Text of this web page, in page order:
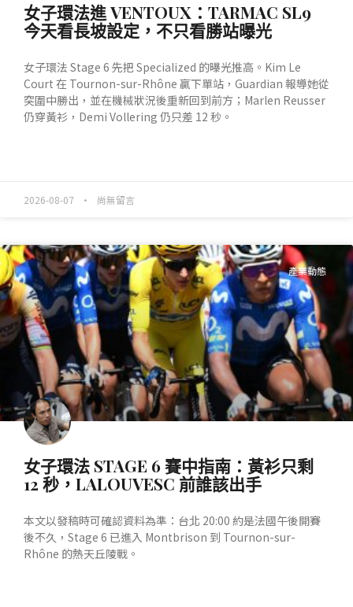
女子環法進 VENTOUX：TARMAC SL9
今天看長坡設定，不只看勝站曝光
女子環法 Stage 6 先把 Specialized 的曝光推高。Kim Le
Court 在 Tournon-sur-Rhône 贏下單站，Guardian 報導她從
突圍中勝出，並在機械狀況後重新回到前方；Marlen Reusser
仍穿黃衫，Demi Vollering 仍只差 12 秒。
2026-08-07 尚無留言
產業動態
女子環法 STAGE 6 賽中指南：黃衫只剩
12 秒，LALOUVESC 前誰該出手
本文以發稿時可確認資料為準：台北 20:00 約是法國午後開賽
後不久，Stage 6 已進入 Montbrison 到 Tournon-sur-
Rhône 的熱天丘陵戰。